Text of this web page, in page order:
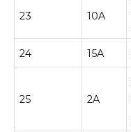
23 10A
24 15A
25 2A